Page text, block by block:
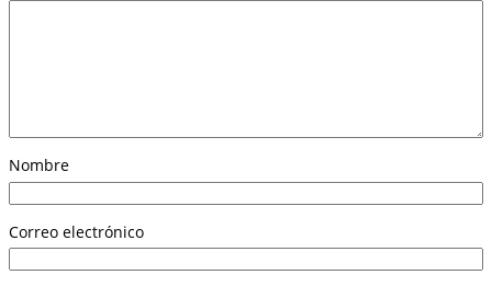
Nombre
Correo electrónico